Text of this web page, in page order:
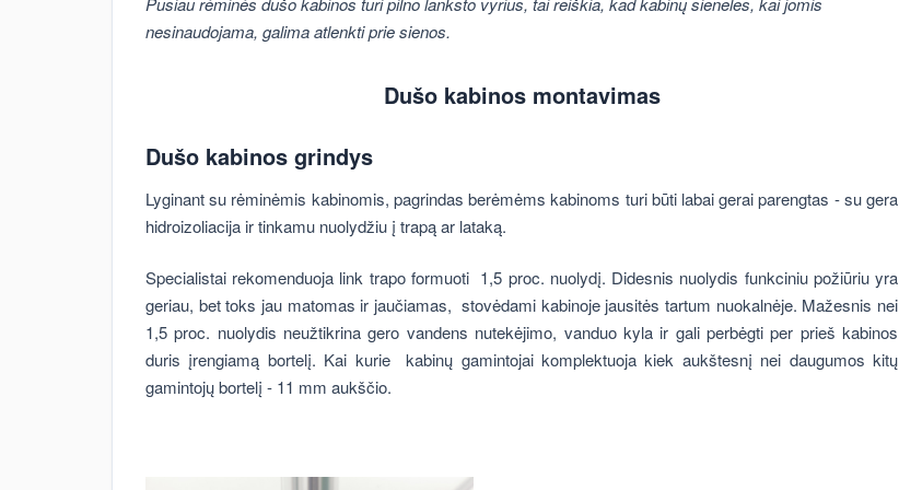
nesinaudojama, galima atlenkti prie sienos.
Dušo kabinos montavimas
Dušo kabinos grindys
Lyginant su rėminėmis kabinomis, pagrindas berėmėms kabinoms turi būti labai gerai parengtas - su gera
hidroizoliacija ir tinkamu nuolydžiu į trapą ar lataką.
Specialistai rekomenduoja link trapo formuoti 1,5 proc. nuolydį. Didesnis nuolydis funkciniu požiūriu yra
geriau, bet toks jau matomas ir jaučiamas, stovėdami kabinoje jausitės tartum nuokalnėje. Mažesnis nei
1,5 proc. nuolydis neužtikrina gero vandens nutekėjimo, vanduo kyla ir gali perbėgti per prieš kabinos
duris įrengiamą bortelį. Kai kurie kabinų gamintojai komplektuoja kiek aukštesnį nei daugumos kitų
gamintojų bortelį - 11 mm aukščio.